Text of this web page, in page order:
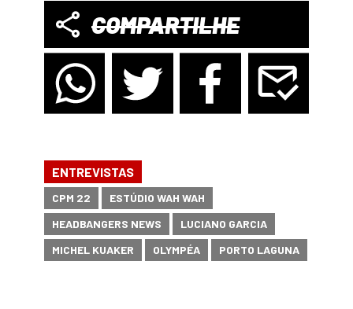
COMPARTILHE
ENTREVISTAS
CPM 22
ESTÚDIO WAH WAH
HEADBANGERS NEWS
LUCIANO GARCIA
MICHEL KUAKER
OLYMPÉA PORTO LAGUNA